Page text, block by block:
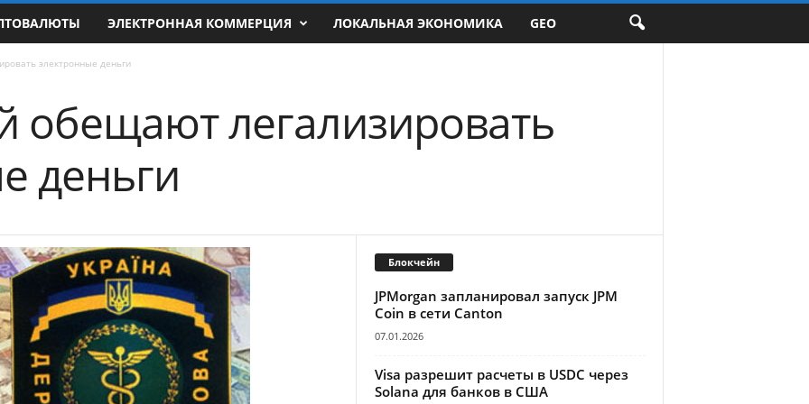
ЭЛЕКТРОННАЯ КОММЕРЦИЯ ЛОКАЛЬНАЯ ЭКОНОМИКА GEO
электронные деньги
обещают легализировать
деньги
Блокчейн
JPMorgan запланировал запуск JPM
Coin в сети Canton
07.01.2026
Visa разрешит расчеты в USDC через
Solana для банков в США